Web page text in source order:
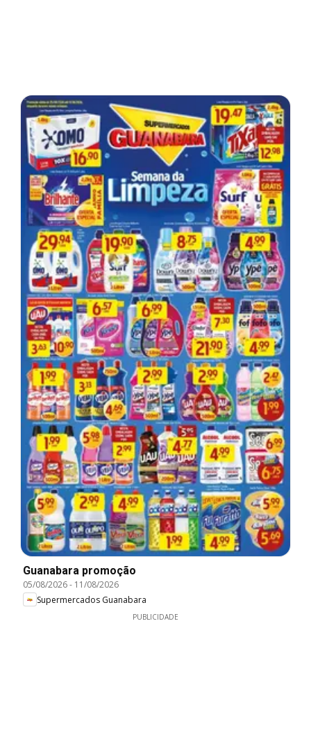
Guanabara promoção
05/08/2026- 11/08/2026
Supermercados Guanabara
PUBLICIDADE